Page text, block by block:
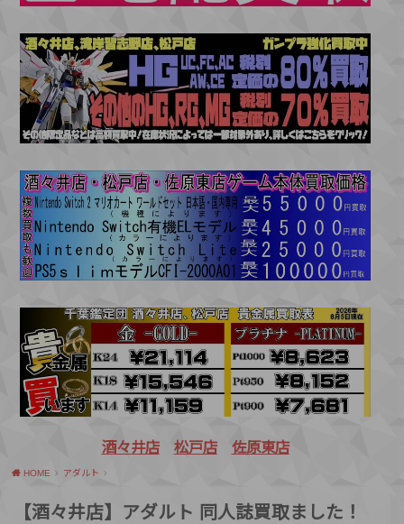
酒々井店 松戸店 佐原東店
HOME アダルト
【酒々井店】アダルト 同人誌買取ました！